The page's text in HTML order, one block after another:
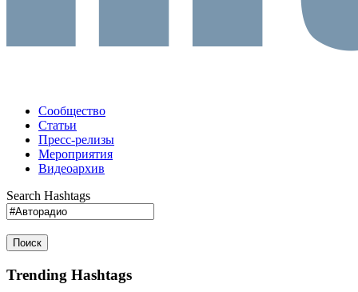
Сообщество
Статьи
Пресс-релизы
Мероприятия
Видеоархив
Search Hashtags
Поиск
Trending Hashtags